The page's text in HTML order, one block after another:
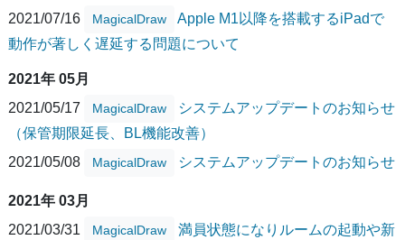
2021/07/16 MagicalDraw
Apple M1以降を搭載するiPadで
動作が著しく遅延する問題について
2021年 05月
2021/05/17
MagicalDraw
システムアップデートのお知らせ
（保管期限延長、BL機能改善）
2021/05/08
MagicalDraw システムアップデートのお知らせ
2021年 03月
2021/03/31
MagicalDraw
満員状態になりルームの起動や新